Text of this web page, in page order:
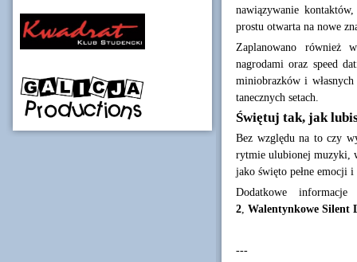
nawiązywanie
prostu otwarta na nowe
Zaplanowano również
nagrodami oraz speed
miniobrazków i
tanecznych setach.
Świętuj tak, jak
Bez względu na to czy
rytmie ulubionej muzyki,
jako święto pełne emocji
Dodatkowe
2 Walentynkowe Silent
---